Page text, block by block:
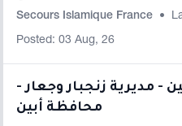
Secours Islamique France •
Posted: 03 Aug, 26
- مديرية زنجبار وجعار -
محافظة أبين